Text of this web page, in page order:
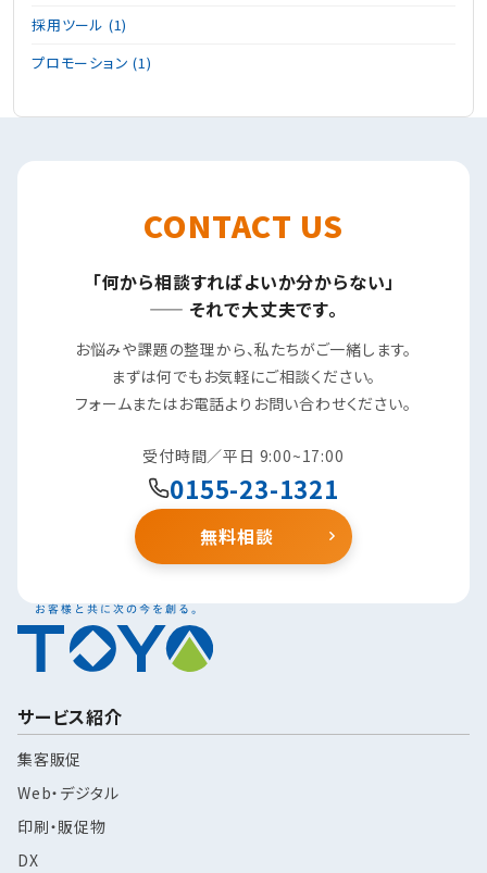
採用ツール (1)
プロモーション (1)
サービス紹介
集客販促
Web・デジタル
印刷・販促物
DX
CONTACT US
「何から相談すればよいか分からない」
—— それで大丈夫です。
お悩みや課題の整理から、私たちがご一緒します。
まずは何でもお気軽にご相談ください。
フォームまたはお電話よりお問い合わせください。
受付時間／平日 9:00~17:00
0155-23-1321
無料相談